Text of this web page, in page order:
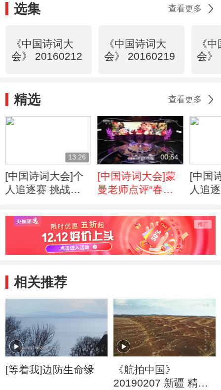
选集 查看更多
《中国诗词大
会》 20160212
《中国诗词大
会》 20160219
《
会》
精选 查看更多
13:26
[中国诗词大会]个
人追逐赛 挑战
00:54
[中国诗词大会]蒙
曼老师点评“春已
上，袅袅春幡”
[中国
人追
相关推荐
[等着我]边防生命缘
《航拍中国》
20190207 新疆 精编